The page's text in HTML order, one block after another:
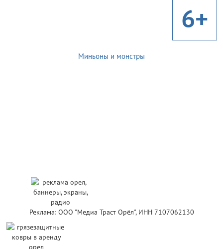
6+
Миньоны и монстры
Реклама: ООО "Медиа Траст Орёл", ИНН 7107062130